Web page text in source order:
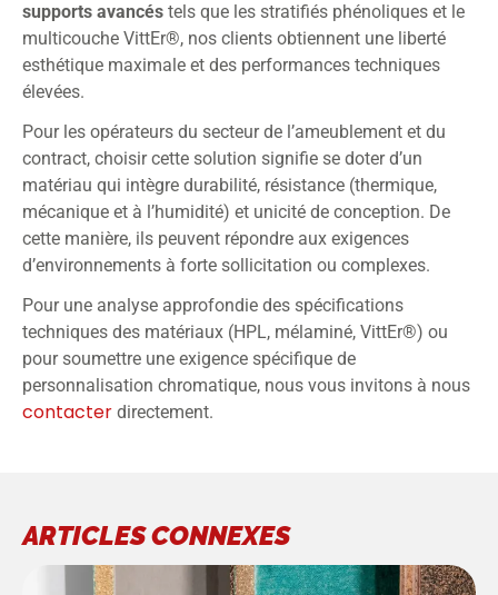
supports avancés tels que les stratifiés phénoliques et le
multicouche VittEr®, nos clients obtiennent une liberté
esthétique maximale et des performances techniques
élevées.
Pour les opérateurs du secteur de l’ameublement et du
contract, choisir cette solution signifie se doter d’un
matériau qui intègre durabilité, résistance (thermique,
mécanique et à l’humidité) et unicité de conception. De
cette manière, ils peuvent répondre aux exigences
d’environnements à forte sollicitation ou complexes.
Pour une analyse approfondie des spécifications
techniques des matériaux (HPL, mélaminé, VittEr®) ou
pour soumettre une exigence spécifique de
personnalisation chromatique, nous vous invitons à nous
contacter directement.
ARTICLES CONNEXES